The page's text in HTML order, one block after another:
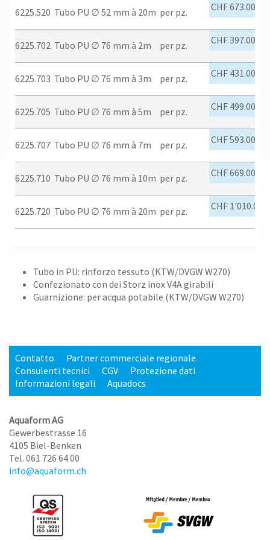
6225.520 Tubo PU ∅ 52 mm à 20m per pz. CHF 673.00
6225.702 Tubo PU ∅ 76 mm à 2m per pz. CHF 397.00
6225.703 Tubo PU ∅ 76 mm à 3m per pz. CHF 431.00
6225.705 Tubo PU ∅ 76 mm à 5m per pz. CHF 499.00
6225.707 Tubo PU ∅ 76 mm à 7m per pz. CHF 593.00
6225.710 Tubo PU ∅ 76 mm à 10m per pz. CHF 669.00
6225.720 Tubo PU ∅ 76 mm à 20m per pz. CHF 1'010.00
Tubo in PU: rinforzo tessuto (KTW/DVGW W270)
Confezionato con dei Storz inox V4A girabili
Guarnizione: per acqua potabile (KTW/DVGW W270)
Contatto
Partner commerciale regionale
Consulenti tecnici
CGV
Protezione dati
Informazioni legali
Aquadocs
Aquaform AG
Gewerbestrasse 16
4105 Biel-Benken
Tel. 061 726 64 00
info@aquaform.ch